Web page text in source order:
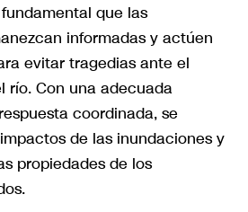
que las
informadas y actúen
evitar tragedias ante el
río. Con una adecuada
coordinada, se
de las inundaciones y
propiedades de los